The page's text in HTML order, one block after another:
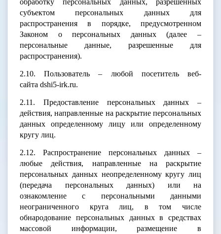
обработку персональных данных, разрешенных
субъектом персональных данных для
распространения в порядке, предусмотренном
Законом о персональных данных (далее –
персональные данные, разрешенные для
распространения).
2.10. Пользователь – любой посетитель веб-
сайта dshi5-irk.ru.
2.11. Предоставление персональных данных –
действия, направленные на раскрытие персональных
данных определенному лицу или определенному
кругу лиц.
2.12. Распространение персональных данных –
любые действия, направленные на раскрытие
персональных данных неопределенному кругу лиц
(передача персональных данных) или на
ознакомление с персональными данными
неограниченного круга лиц, в том числе
обнародование персональных данных в средствах
массовой информации, размещение в